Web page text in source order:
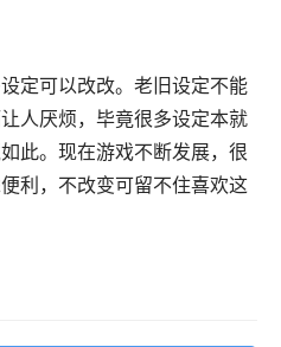
定可以改改。老旧设定不能
人厌烦，毕竟很多设定本就
此。现在游戏不断发展，很
利，不改变可留不住喜欢这